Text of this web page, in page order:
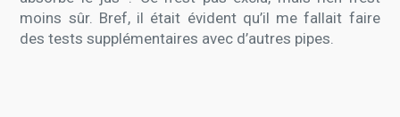
moins sûr. Bref, il était évident qu’il me fallait faire
des tests supplémentaires avec d’autres pipes.